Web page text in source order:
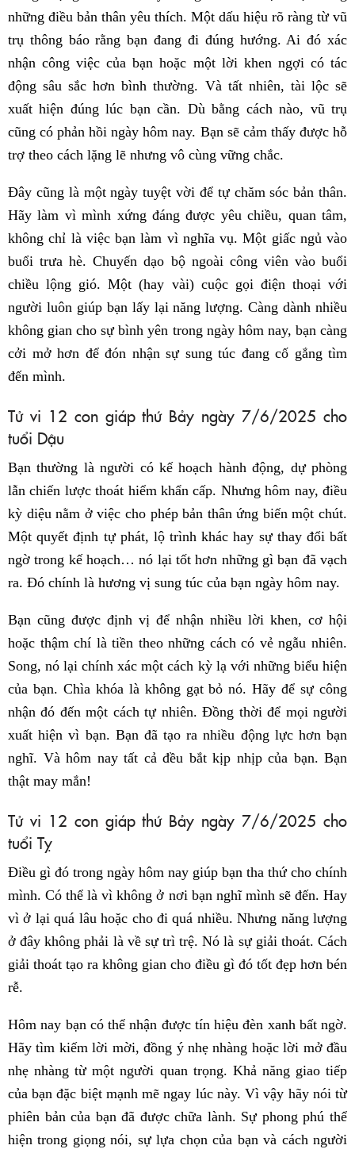
những điều bản thân yêu thích. Một dấu hiệu rõ ràng từ vũ
trụ thông báo rằng bạn đang đi đúng hướng. Ai đó xác
nhận công việc của bạn hoặc một lời khen ngợi có tác
động sâu sắc hơn bình thường. Và tất nhiên, tài lộc sẽ
xuất hiện đúng lúc bạn cần. Dù bằng cách nào, vũ trụ
cũng có phản hồi ngày hôm nay. Bạn sẽ cảm thấy được hỗ
trợ theo cách lặng lẽ nhưng vô cùng vững chắc.
Đây cũng là một ngày tuyệt vời để tự chăm sóc bản thân.
Hãy làm vì mình xứng đáng được yêu chiều, quan tâm,
không chỉ là việc bạn làm vì nghĩa vụ. Một giấc ngủ vào
buổi trưa hè. Chuyến dạo bộ ngoài công viên vào buổi
chiều lộng gió. Một (hay vài) cuộc gọi điện thoại với
người luôn giúp bạn lấy lại năng lượng. Càng dành nhiều
không gian cho sự bình yên trong ngày hôm nay, bạn càng
cởi mở hơn để đón nhận sự sung túc đang cố gắng tìm
đến mình.
Tử vi 12 con giáp thứ Bảy ngày 7/6/2025 cho
tuổi Dậu
Bạn thường là người có kế hoạch hành động, dự phòng
lẫn chiến lược thoát hiểm khẩn cấp. Nhưng hôm nay, điều
kỳ diệu nằm ở việc cho phép bản thân ứng biến một chút.
Một quyết định tự phát, lộ trình khác hay sự thay đổi bất
ngờ trong kế hoạch… nó lại tốt hơn những gì bạn đã vạch
ra. Đó chính là hương vị sung túc của bạn ngày hôm nay.
Bạn cũng được định vị để nhận nhiều lời khen, cơ hội
hoặc thậm chí là tiền theo những cách có vẻ ngẫu nhiên.
Song, nó lại chính xác một cách kỳ lạ với những biểu hiện
của bạn. Chìa khóa là không gạt bỏ nó. Hãy để sự công
nhận đó đến một cách tự nhiên. Đồng thời để mọi người
xuất hiện vì bạn. Bạn đã tạo ra nhiều động lực hơn bạn
nghĩ. Và hôm nay tất cả đều bắt kịp nhịp của bạn. Bạn
thật may mắn!
Tử vi 12 con giáp thứ Bảy ngày 7/6/2025 cho
tuổi Tỵ
Điều gì đó trong ngày hôm nay giúp bạn tha thứ cho chính
mình. Có thể là vì không ở nơi bạn nghĩ mình sẽ đến. Hay
vì ở lại quá lâu hoặc cho đi quá nhiều. Nhưng năng lượng
ở đây không phải là về sự trì trệ. Nó là sự giải thoát. Cách
giải thoát tạo ra không gian cho điều gì đó tốt đẹp hơn bén
rễ.
Hôm nay bạn có thể nhận được tín hiệu đèn xanh bất ngờ.
Hãy tìm kiếm lời mời, đồng ý nhẹ nhàng hoặc lời mở đầu
nhẹ nhàng từ một người quan trọng. Khả năng giao tiếp
của bạn đặc biệt mạnh mẽ ngay lúc này. Vì vậy hãy nói từ
phiên bản của bạn đã được chữa lành. Sự phong phú thể
hiện trong giọng nói, sự lựa chọn của bạn và cách người